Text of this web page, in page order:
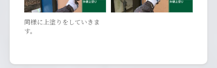
同様に上塗りをしていきま
す。